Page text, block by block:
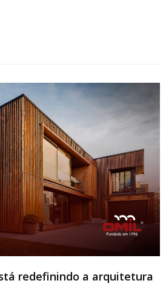
redefinindo a arquitetura